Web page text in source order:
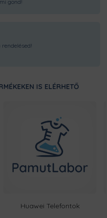
gond!
IS ELÉRHETŐ
Huawei Telefontok